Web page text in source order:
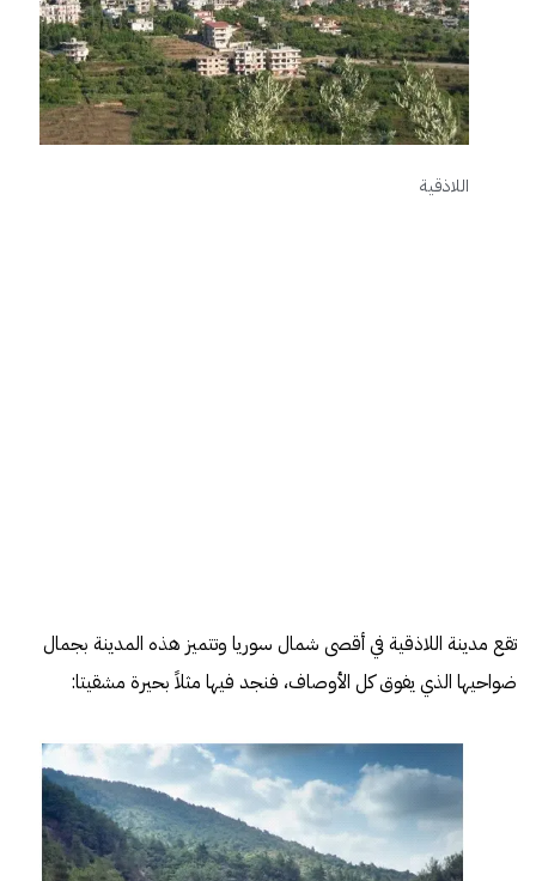
اللاذقية
تقع مدينة اللاذقية في أقصى شمال سوريا وتتميز هذه المدينة بجمال
ضواحيها الذي يفوق كل الأوصاف، فنجد فيها مثلاً بحيرة مشقيتا: